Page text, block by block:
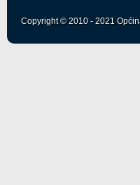
Copyright © 2010 - 2021